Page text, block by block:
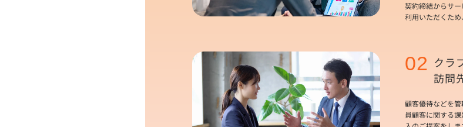
契約締結からサ
利用いただくため
02 クラ
訪問
顧客優待などを
員顧客に関する